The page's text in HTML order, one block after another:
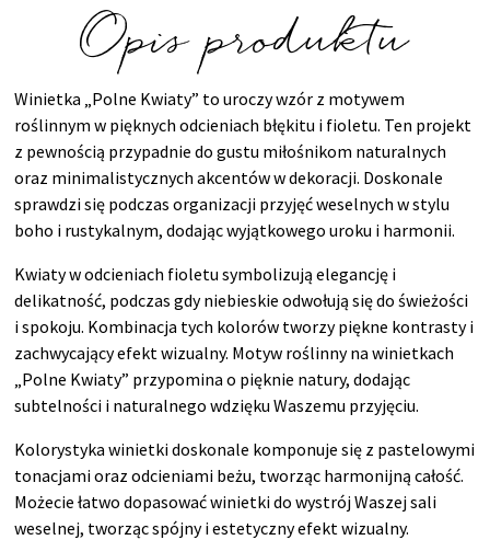
Opis produktu
Winietka „Polne Kwiaty” to uroczy wzór z motywem
roślinnym w pięknych odcieniach błękitu i fioletu. Ten projekt
z pewnością przypadnie do gustu miłośnikom naturalnych
oraz minimalistycznych akcentów w dekoracji. Doskonale
sprawdzi się podczas organizacji przyjęć weselnych w stylu
boho i rustykalnym, dodając wyjątkowego uroku i harmonii.
Kwiaty w odcieniach fioletu symbolizują elegancję i
delikatność, podczas gdy niebieskie odwołują się do świeżości
i spokoju. Kombinacja tych kolorów tworzy piękne kontrasty i
zachwycający efekt wizualny. Motyw roślinny na winietkach
„Polne Kwiaty” przypomina o pięknie natury, dodając
subtelności i naturalnego wdzięku Waszemu przyjęciu.
Kolorystyka winietki doskonale komponuje się z pastelowymi
tonacjami oraz odcieniami beżu, tworząc harmonijną całość.
Możecie łatwo dopasować winietki do wystrój Waszej sali
weselnej, tworząc spójny i estetyczny efekt wizualny.